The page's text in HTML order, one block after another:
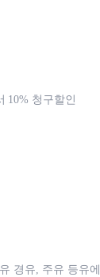
10% 청구할인
경유, 주유 등유